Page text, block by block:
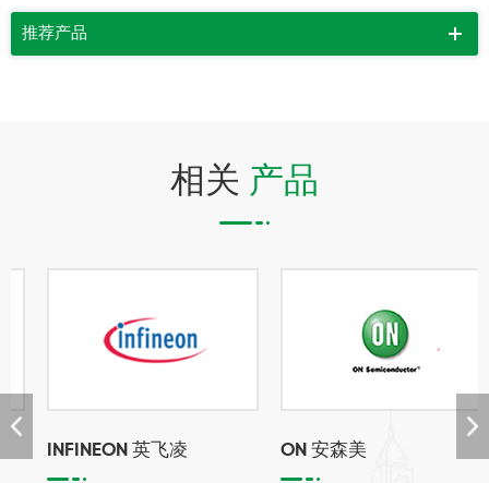
推荐产品
相关 产品
INFINEON 英飞凌 ON 安森美